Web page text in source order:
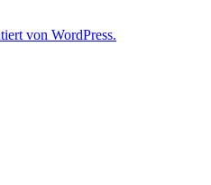
von WordPress.